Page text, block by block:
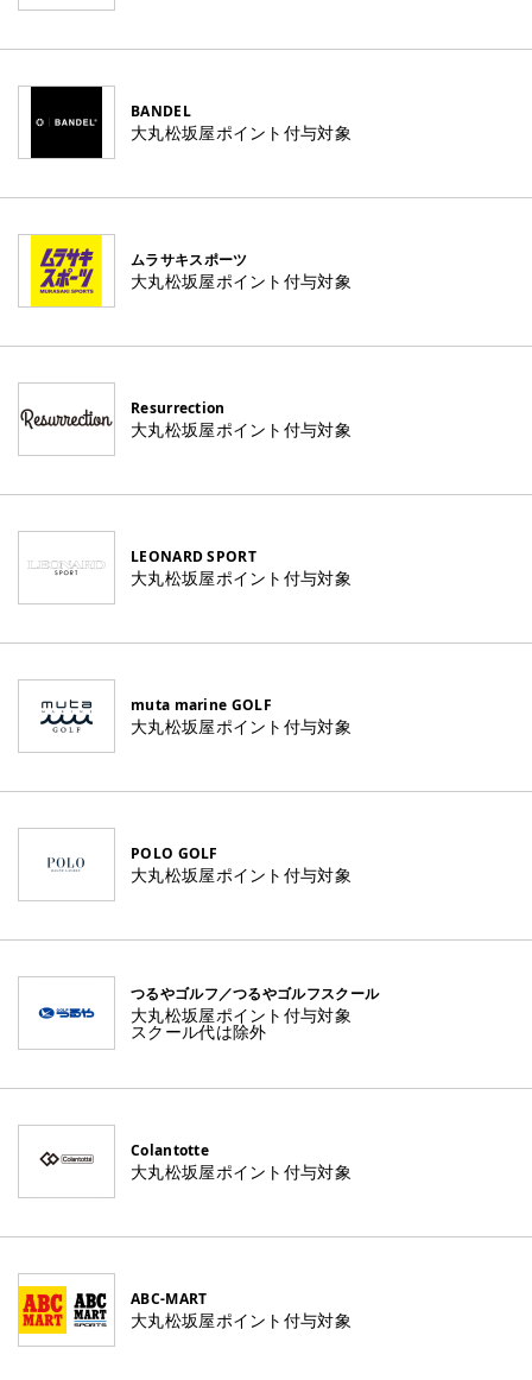
BANDEL
大丸松坂屋ポイント付与対象
ムラサキスポーツ
大丸松坂屋ポイント付与対象
Resurrection
大丸松坂屋ポイント付与対象
LEONARD SPORT
大丸松坂屋ポイント付与対象
muta marine GOLF
大丸松坂屋ポイント付与対象
POLO GOLF
大丸松坂屋ポイント付与対象
つるやゴルフ／つるやゴルフスクール
大丸松坂屋ポイント付与対象
スクール代は除外
Colantotte
大丸松坂屋ポイント付与対象
ABC-MART
大丸松坂屋ポイント付与対象